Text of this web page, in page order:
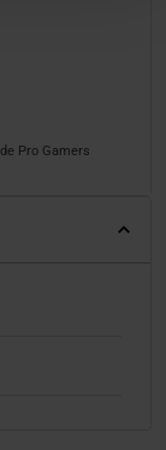
Pro Gamers